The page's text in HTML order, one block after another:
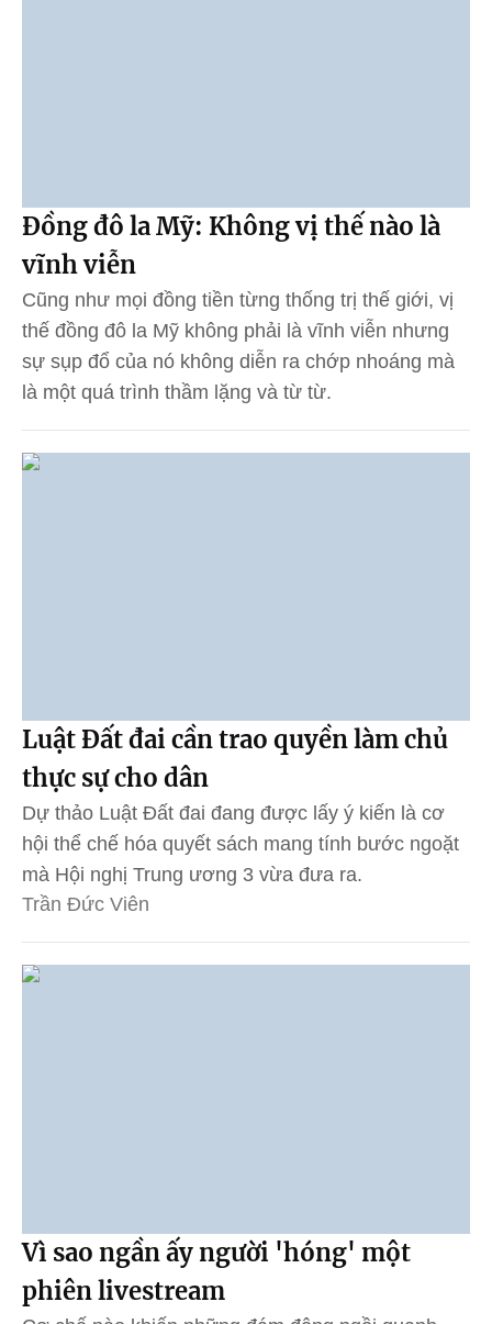
Đồng đô la Mỹ: Không vị thế nào là
vĩnh viễn
Cũng như mọi đồng tiền từng thống trị thế giới, vị
thế đồng đô la Mỹ không phải là vĩnh viễn nhưng
sự sụp đổ của nó không diễn ra chớp nhoáng mà
là một quá trình thầm lặng và từ từ.
Luật Đất đai cần trao quyền làm chủ
thực sự cho dân
Dự thảo Luật Đất đai đang được lấy ý kiến là cơ
hội thể chế hóa quyết sách mang tính bước ngoặt
mà Hội nghị Trung ương 3 vừa đưa ra.
Trần Đức Viên
Vì sao ngần ấy người 'hóng' một
phiên livestream